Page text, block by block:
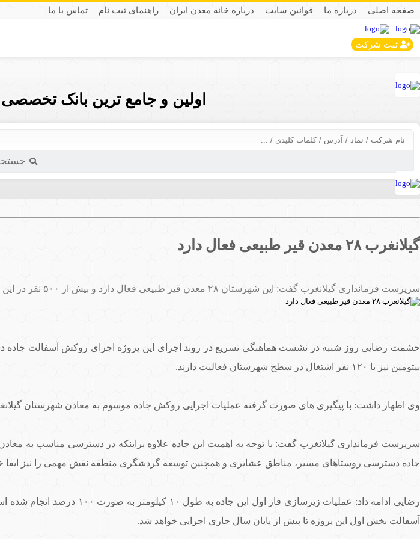
صفحه اصلی درباره ما قوانین سایت درباره خانه معدن ایران راهنمای ثبت نام تماس با ما
ثبت شرکت
اولین و جامع ترین بانک
گیلانغرب ۲۸ معدن قیر طبیعی فعال دارد
سرپرست فرمانداری گیلانغرب گفت: این شهرستان ۲۸ معدن قیر طبیعی فعال دارد و بیش از ۵۰۰ نفر در این بخش مشغول به کار هستند.
بیتومین نیز با ۱۲۰ نفر اشتغال در سطح شهرستان فعالیت دارند.
وی اظهار داشت: با پیگیری های صورت گرفته عملیات اجرایی روکش جاده موسوم به معادن شهرستان
سرپرست فرمانداری گیلانغرب گفت: با توجه به اهمیت این جاده علاوه براینکه در دسترسی مناسب به
جاده دسترسی روستاهای مسیر، مناطق عشایری و همچنین توسعه گردشگری منطقه نقش مهمی را نیز ایفا
آسفالت بخش اول این پروژه تا پیش از پایان سال جاری اجرایی خواهد شد.